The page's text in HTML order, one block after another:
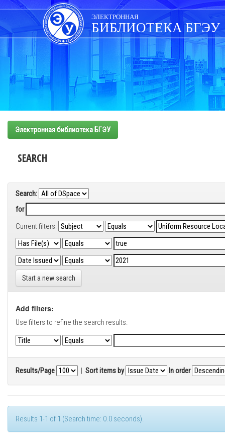
Skip
navigation
ЭЛЕКТРОННАЯ
БИБЛИОТЕКА БГЭУ
Электронная библиотека БГЭУ
SEARCH
Search:
for
Current filters:
Start a new search
Add filters:
Use filters to refine the search results.
Results/Page | Sort items by In order
Results 1-1 of 1 (Search time: 0.0 seconds).